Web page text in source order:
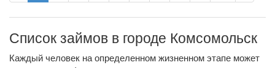
Список займов в городе Комсомольск
Каждый человек на определенном жизненном этапе может